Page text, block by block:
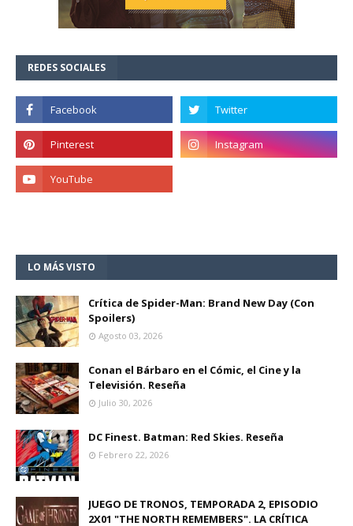
REDES SOCIALES
LO MÁS VISTO
Crítica de Spider-Man: Brand New Day (Con
Spoilers)
Agosto 03, 2026
Conan el Bárbaro en el Cómic, el Cine y la
Televisión. Reseña
Julio 30, 2026
DC Finest. Batman: Red Skies. Reseña
Febrero 22, 2026
JUEGO DE TRONOS, TEMPORADA 2, EPISODIO
2X01 "THE NORTH REMEMBERS". LA CRÍTICA